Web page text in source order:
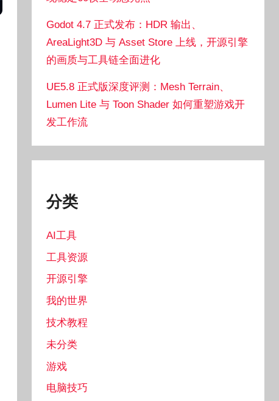
Godot 4.7 正式发布：HDR 输出、
AreaLight3D 与 Asset Store 上线，开源引擎
的画质与工具链全面进化
UE5.8 正式版深度评测：Mesh Terrain、
Lumen Lite 与 Toon Shader 如何重塑游戏开
发工作流
分类
AI工具
工具资源
开源引擎
我的世界
技术教程
未分类
游戏
电脑技巧